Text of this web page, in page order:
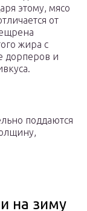
этому, мясо
от
жира с
дорперов и
поддаются
на зиму